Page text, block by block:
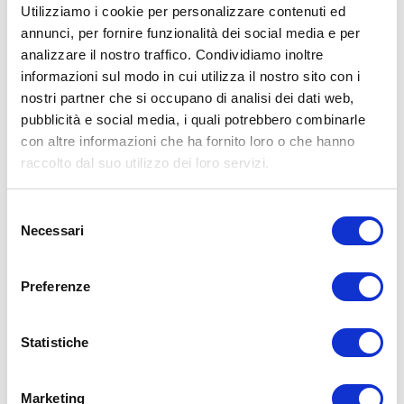
Utilizziamo i cookie per personalizzare contenuti ed
annunci, per fornire funzionalità dei social media e per
analizzare il nostro traffico. Condividiamo inoltre
informazioni sul modo in cui utilizza il nostro sito con i
nostri partner che si occupano di analisi dei dati web,
pubblicità e social media, i quali potrebbero combinarle
con altre informazioni che ha fornito loro o che hanno
raccolto dal suo utilizzo dei loro servizi.
delNecessari
Preferenze
Statistiche
Marketing
spento. Tutto ciò porta a un notevole risparmio di
energia e a una cucina decisamente sana, poiché le
preziose sostanze nutrienti vengono trattenute
all'interno del cibo cucinato. Il fondo compatto
Accuthermal funziona su qualsiasi fonte di calore,
anche su quelle a induzione.
Dati tecnici
Padella a 2 manici, Ø 28 cm
Garanzia gratuita trentennale che prevede la
difetti dei materiali o di produzione. Garanzia di 24